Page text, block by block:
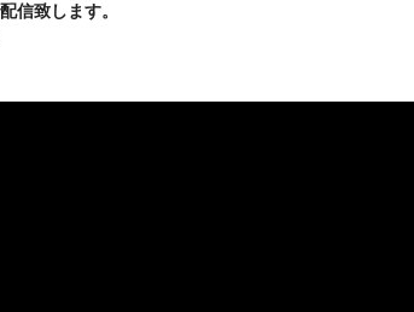
信致します。